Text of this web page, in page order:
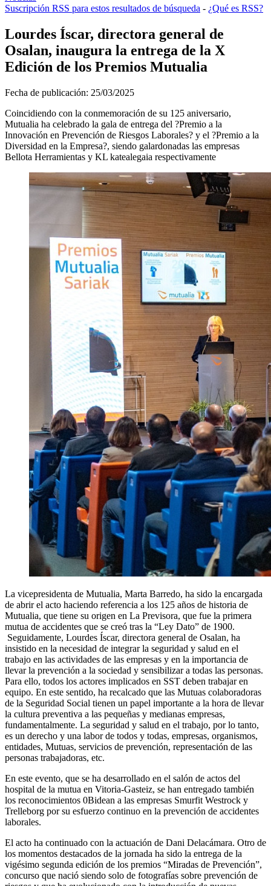
Suscripción RSS para estos resultados de búsqueda - ¿Qué es RSS?
Lourdes Íscar, directora general de
Osalan, inaugura la entrega de la X
Edición de los Premios Mutualia
Fecha de publicación: 25/03/2025
Coincidiendo con la conmemoración de su 125 aniversario,
Mutualia ha celebrado la gala de entrega del ?Premio a la
Innovación en Prevención de Riesgos Laborales? y el ?Premio a la
Diversidad en la Empresa?, siendo galardonadas las empresas
Bellota Herramientas y KL katealegaia respectivamente
La vicepresidenta de Mutualia, Marta Barredo, ha sido la encargada
de abrir el acto haciendo referencia a los 125 años de historia de
Mutualia, que tiene su origen en La Previsora, que fue la primera
mutua de accidentes que se creó tras la “Ley Dato” de 1900.
Seguidamente, Lourdes Íscar, directora general de Osalan, ha
insistido en la necesidad de integrar la seguridad y salud en el
trabajo en las actividades de las empresas y en la importancia de
llevar la prevención a la sociedad y sensibilizar a todas las personas.
Para ello, todos los actores implicados en SST deben trabajar en
equipo. En este sentido, ha recalcado que las Mutuas colaboradoras
de la Seguridad Social tienen un papel importante a la hora de llevar
la cultura preventiva a las pequeñas y medianas empresas,
fundamentalmente. La seguridad y salud en el trabajo, por lo tanto,
es un derecho y una labor de todos y todas, empresas, organismos,
entidades, Mutuas, servicios de prevención, representación de las
personas trabajadoras, etc.
En este evento, que se ha desarrollado en el salón de actos del
hospital de la mutua en Vitoria-Gasteiz, se han entregado también
los reconocimientos 0Bidean a las empresas Smurfit Westrock y
Trelleborg por su esfuerzo continuo en la prevención de accidentes
laborales.
El acto ha continuado con la actuación de Dani Delacámara. Otro de
los momentos destacados de la jornada ha sido la entrega de la
vigésimo segunda edición de los premios “Miradas de Prevención”,
concurso que nació siendo solo de fotografías sobre prevención de